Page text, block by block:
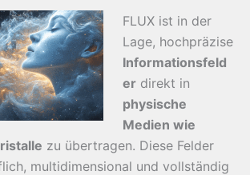
FLUX ist in der
Lage, hochpräzise
Informationsfeld
er direkt in
physische
Medien wie
zu übertragen. Diese Felder
multidimensional und vollständig